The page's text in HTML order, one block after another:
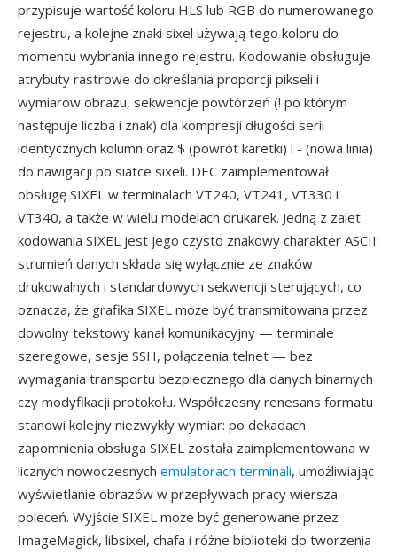
przypisuje wartość koloru HLS lub RGB do numerowanego
rejestru, a kolejne znaki sixel używają tego koloru do
momentu wybrania innego rejestru. Kodowanie obsługuje
atrybuty rastrowe do określania proporcji pikseli i
wymiarów obrazu, sekwencje powtórzeń (! po którym
następuje liczba i znak) dla kompresji długości serii
identycznych kolumn oraz $ (powrót karetki) i - (nowa linia)
do nawigacji po siatce sixeli. DEC zaimplementował
obsługę SIXEL w terminalach VT240, VT241, VT330 i
VT340, a także w wielu modelach drukarek. Jedną z zalet
kodowania SIXEL jest jego czysto znakowy charakter ASCII:
strumień danych składa się wyłącznie ze znaków
drukowalnych i standardowych sekwencji sterujących, co
oznacza, że grafika SIXEL może być transmitowana przez
dowolny tekstowy kanał komunikacyjny — terminale
szeregowe, sesje SSH, połączenia telnet — bez
wymagania transportu bezpiecznego dla danych binarnych
czy modyfikacji protokołu. Współczesny renesans formatu
stanowi kolejny niezwykły wymiar: po dekadach
zapomnienia obsługa SIXEL została zaimplementowana w
licznych nowoczesnych emulatorach terminali, umożliwiając
wyświetlanie obrazów w przepływach pracy wiersza
poleceń. Wyjście SIXEL może być generowane przez
ImageMagick, libsixel, chafa i różne biblioteki do tworzenia